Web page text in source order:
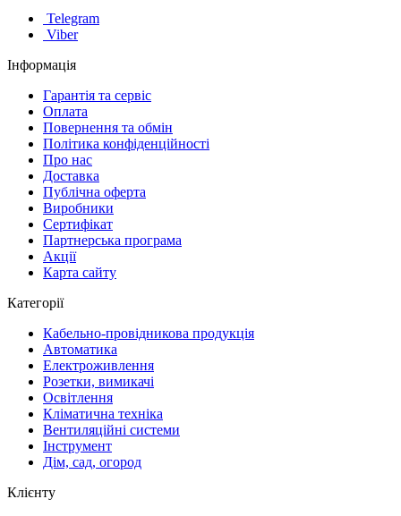
Telegram
Viber
Інформація
Гарантія та сервіс
Оплата
Повернення та обмін
Політика конфіденційності
Про нас
Доставка
Публічна оферта
Виробники
Сертифікат
Партнерська програма
Акції
Карта сайту
Категорії
Кабельно-провідникова продукція
Автоматика
Електроживлення
Розетки, вимикачі
Освітлення
Кліматична техніка
Вентиляційні системи
Інструмент
Дім, сад, огород
Клієнту